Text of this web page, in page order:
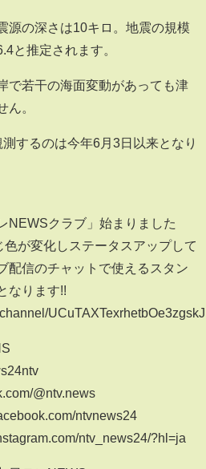
源の深さは10キロ。地震の規模
と推定されます。
で若干の海面変動があっても津
ん。
するのは今年6月3日以来となり
クラブ」始まりました
色が変化しステータスアップして
配信のチャットで使えるスタン
なります!!
@ntv.news
ntvnews24
ntv_news24/?hl=ja